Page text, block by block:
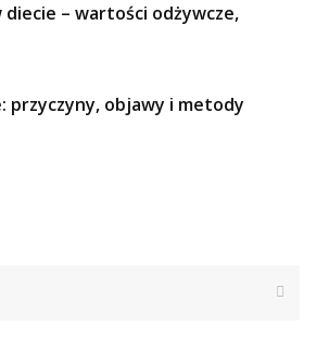
diecie – wartości odżywcze,
przyczyny, objawy i metody